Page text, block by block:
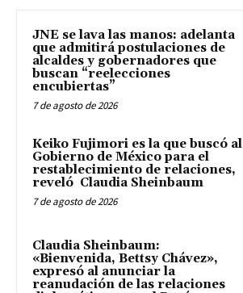
JNE se lava las manos: adelanta
que admitirá postulaciones de
alcaldes y gobernadores que
buscan “reelecciones
encubiertas”
7 de agosto de 2026
Keiko Fujimori es la que buscó al
Gobierno de México para el
restablecimiento de relaciones,
reveló Claudia Sheinbaum
7 de agosto de 2026
Claudia Sheinbaum:
«Bienvenida, Bettsy Chávez»,
expresó al anunciar la
reanudación de las relaciones